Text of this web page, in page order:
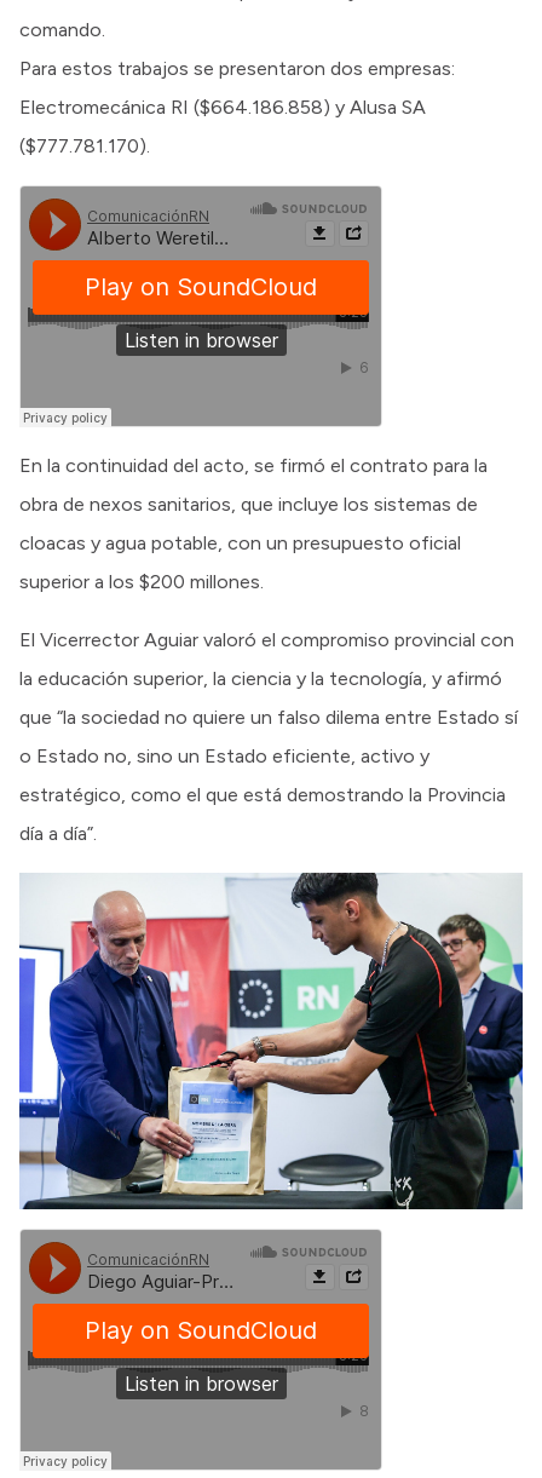
comando.
Para estos trabajos se presentaron dos empresas:
Electromecánica RI ($664.186.858) y Alusa SA
($777.781.170).
En la continuidad del acto, se firmó el contrato para la
obra de nexos sanitarios, que incluye los sistemas de
cloacas y agua potable, con un presupuesto oficial
superior a los $200 millones.
El Vicerrector Aguiar valoró el compromiso provincial con
la educación superior, la ciencia y la tecnología, y afirmó
que “la sociedad no quiere un falso dilema entre Estado sí
o Estado no, sino un Estado eficiente, activo y
estratégico, como el que está demostrando la Provincia
día a día”.